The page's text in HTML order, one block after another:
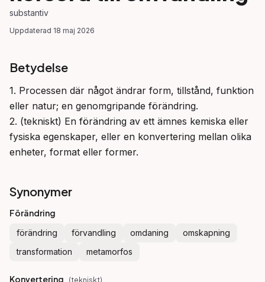
substantiv
Uppdaterad 18 maj 2026
Betydelse
1. Processen där något ändrar form, tillstånd, funktion
eller natur; en genomgripande förändring.
2. (tekniskt) En förändring av ett ämnes kemiska eller
fysiska egenskaper, eller en konvertering mellan olika
enheter, format eller former.
Synonymer
Förändring
förändring förvandling omdaning
omskapning
transformation
metamorfos
Konvertering (tekniskt)